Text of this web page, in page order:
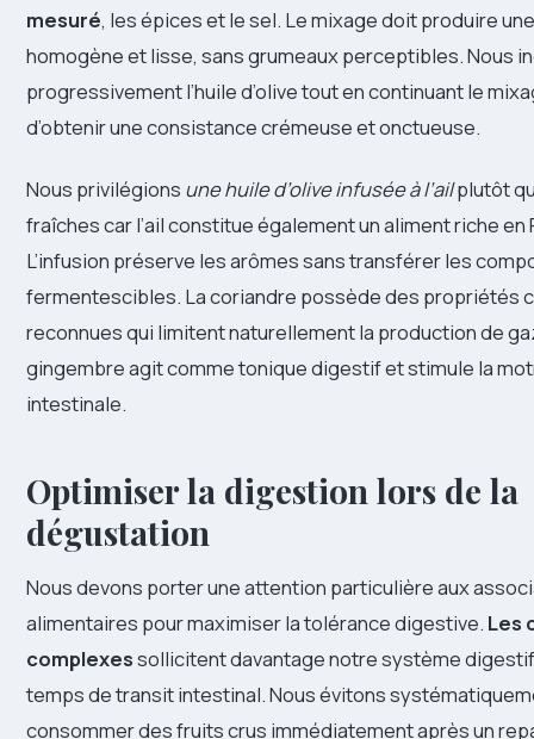
mesuré, les épices et le sel. Le mixage doit produire
homogène et lisse, sans grumeaux perceptibles. Nous
progressivement l’huile d’olive tout en continuant le
d’obtenir une consistance crémeuse et onctueuse.
Nous privilégions une huile d’olive infusée à l’ailplutôt
fraîches car l’ail constitue également un aliment riche en
L’infusion préserve les arômes sans transférer les
fermentescibles. La coriandre possède des propriétés
reconnues qui limitent naturellement la production de
gingembre agit comme tonique digestif et stimule la
intestinale.
Optimiser la digestion lors de la
dégustation
Nous devons porter une attention particulière aux
alimentaires pour maximiser la tolérance digestive. Les
complexessollicitent davantage notre système
temps de transit intestinal. Nous évitons
consommer des fruits crus immédiatement après un